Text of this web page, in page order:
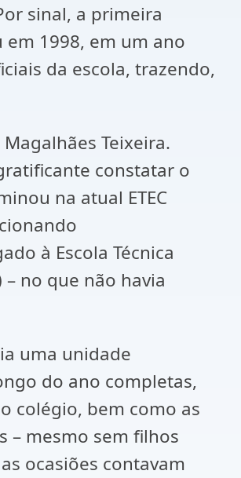
sinal, a primeira
1998, em um ano
da escola, trazendo,
Teixeira.
constatar o
na atual ETEC
à Escola Técnica
no que não havia
uma unidade
do ano completas,
colégio, bem como as
– mesmo sem filhos
ocasiões contavam